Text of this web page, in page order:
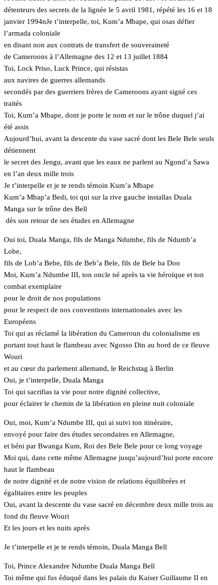
détenteurs des secrets de la lignée le 5 avril 1981, répété les 16 et 18
janvier 1994nJe t’interpelle, toi, Kum’a Mbape, qui osas défier
l’armada coloniale
en disant non aux contrats de transfert de souveraineté
de Cameroons à l’Allemagne des 12 et 13 juillet 1884
Toi, Lock Priso, Luck Prince, qui résistas
aux navires de guerres allemands
secondés par des guerriers frères de Cameroons ayant signé ces
traités
Toi, Kum’a Mbape, dont je porte le nom et sur le trône duquel j’ai
été assis
Aujourd’hui, avant la descente du vase sacré dont les Bele Bele seuls
détiennent
le secret des Jengu, avant que les eaux ne parlent au Ngond’a Sawa
en l’an deux mille trois
Je t’interpelle et je te rends témoin Kum’a Mbape
Kum’a Mbap’a Bedi, toi qui sur la rive gauche installas Duala
Manga sur le trône des Bell
dès son retour de ses études en Allemagne
Oui toi, Duala Manga, fils de Manga Ndumbe, fils de Ndumb’a
Lobe,
fils de Lob’a Bebe, fils de Beb’a Bele, fils de Bele ba Doo
Moi, Kum’a Ndumbe III, ton oncle né après ta vie héroïque et ton
combat exemplaire
pour le droit de nos populations
pour le respect de nos conventions internationales avec les
Européens
Toi qui as réclamé la libération du Cameroun du colonialisme en
portant tout haut le flambeau avec Ngosso Din au bord de ce fleuve
Wouri
et au cœur du parlement allemand, le Reichstag à Berlin
Oui, je t’interpelle, Duala Manga
Toi qui sacrifias ta vie pour notre dignité collective,
pour éclairer le chemin de la libération en pleine nuit coloniale
Oui, moi, Kum’a Ndumbe III, qui ai suivi ton itinéraire,
envoyé pour faire des études secondaires en Allemagne,
et béni par Bwanga Kum, Roi des Bele Bele pour ce long voyage
Moi qui, dans cette même Allemagne jusqu’aujourd’hui porte encore
haut le flambeau
de notre dignité et de notre vision de relations équilibrées et
égalitaires entre les peuples
Oui, avant la descente du vase sacré en décembre deux mille trois au
fond du fleuve Wouri
Et les jours et les nuits après
Je t’interpelle et je te rends témoin, Duala Manga Bell
Toi, Prince Alexandre Ndumbe Duala Manga Bell
Toi même qui fus éduqué dans les palais du Kaiser Guillaume II en